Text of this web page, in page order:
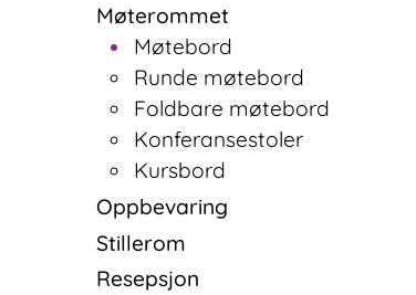
Møterommet
Møtebord
Runde møtebord
Foldbare møtebord
Konferansestoler
Kursbord
Oppbevaring
Stillerom
Resepsjon